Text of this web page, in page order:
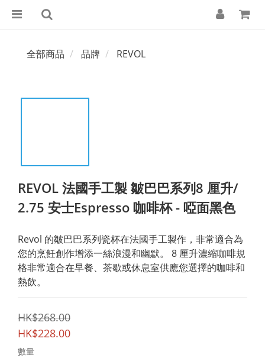
全部商品 品牌 REVOL
REVOL 法國手工製 皺巴巴系列8 厘升/
2.75 安士Espresso 咖啡杯 - 啞面黑色
Revol 的皺巴巴系列瓷杯在法國手工製作，非常適合為
您的烹飪創作增添一絲浪漫和幽默。 8 厘升濃縮咖啡規
格非常適合在早餐、茶歇或休息室供應您選擇的咖啡和
熱飲。
HK$268.00
HK$228.00
數量